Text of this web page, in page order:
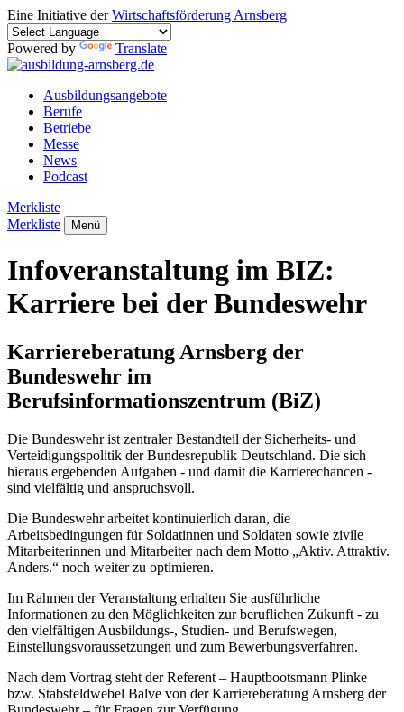
Eine Initiative derWirtschaftsförderung Arnsberg
Powered by Translate
Ausbildungsangebote
Berufe
Betriebe
Messe
News
Podcast
Merkliste
Merkliste
Menü
Infoveranstaltung im BIZ:
Karriere bei der Bundeswehr
Karriereberatung Arnsberg der
Bundeswehr im
Berufsinformationszentrum (BiZ)
Die Bundeswehr ist zentraler Bestandteil der Sicherheits- und
Verteidigungspolitik der Bundesrepublik Deutschland. Die sich
hieraus ergebenden Aufgaben - und damit die Karrierechancen -
sind vielfältig und anspruchsvoll.
Die Bundeswehr arbeitet kontinuierlich daran, die
Arbeitsbedingungen für Soldatinnen und Soldaten sowie zivile
Mitarbeiterinnen und Mitarbeiter nach dem Motto „Aktiv. Attraktiv.
Anders.“ noch weiter zu optimieren.
Im Rahmen der Veranstaltung erhalten Sie ausführliche
Informationen zu den Möglichkeiten zur beruflichen Zukunft - zu
den vielfältigen Ausbildungs-, Studien- und Berufswegen,
Einstellungsvoraussetzungen und zum Bewerbungsverfahren.
Nach dem Vortrag steht der Referent – Hauptbootsmann Plinke
bzw. Stabsfeldwebel Balve von der Karriereberatung Arnsberg der